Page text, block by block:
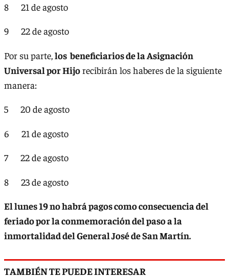
8 21 de agosto
9 22 de agosto
Por su parte,los beneficiarios de la Asignación
Universal por Hijorecibirán los haberes de la siguiente
manera:
5 20 de agosto
6 21 de agosto
7 22 de agosto
8 23 de agosto
El lunes 19 no habrá pagos como consecuencia del
feriado por la conmemoración del paso a la
inmortalidad del General José de San Martín.
TAMBIÉN TE PUEDE INTERESAR